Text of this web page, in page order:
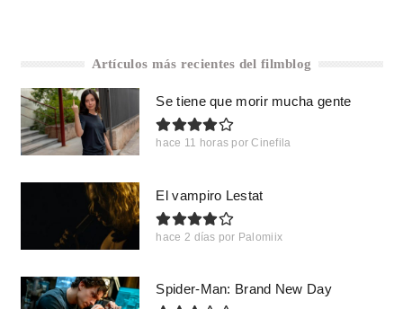
Artículos más recientes del filmblog
Se tiene que morir mucha gente
hace 11 horas por Cinefila
El vampiro Lestat
hace 2 días por Palomiix
Spider-Man: Brand New Day